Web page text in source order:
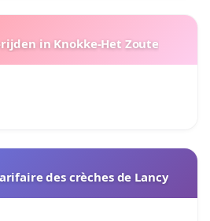
in Knokke-Het Zoute
des crèches de Lancy